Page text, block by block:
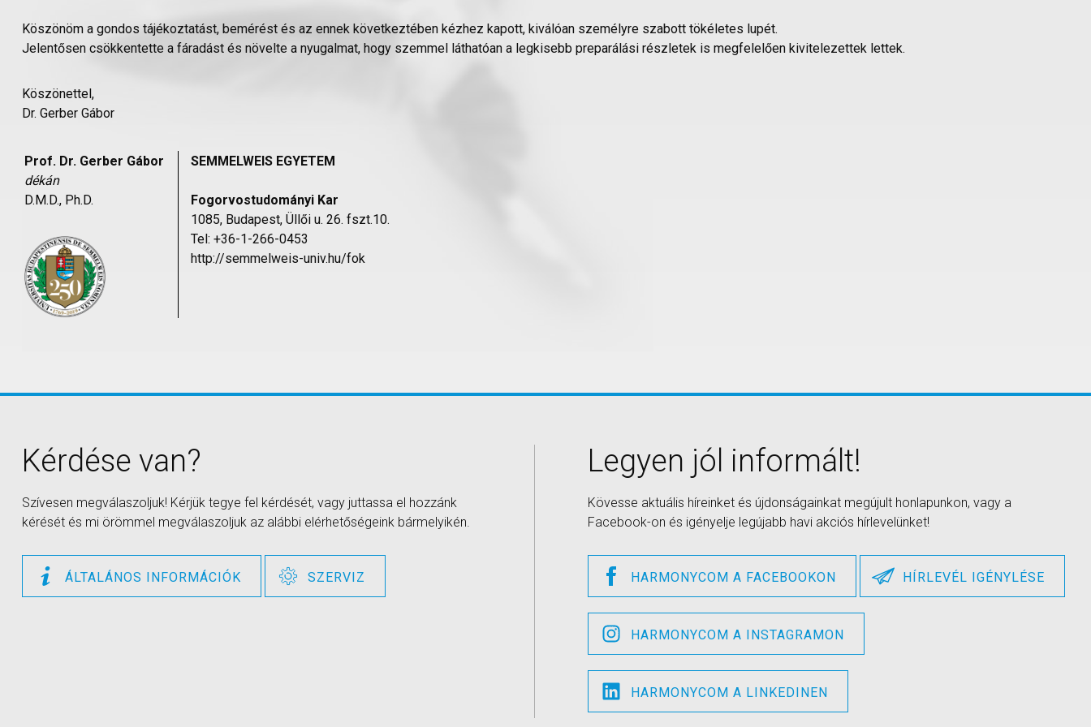
Köszönöm a gondos tájékoztatást, bemérést és az ennek következtében kézhez kapott, kiválóan személyre szabott tökéletes lupét.
Jelentősen csökkentette a fáradást és növelte a nyugalmat, hogy szemmel láthatóan a legkisebb preparálási részletek is megfelelően kivitelezettek lettek.
Köszönettel,
Dr. Gerber Gábor
Prof. Dr. Gerber Gábor
dékán
D.M.D., Ph.D.
SEMMELWEIS EGYETEM
Fogorvostudományi Kar
1085, Budapest, Üllői u. 26. fszt.10.
Tel: +36-1-266-0453
http://semmelweis-univ.hu/fok
Legyen jól informált!
Kövesse aktuális híreinket és újdonságainkat megújult honlapunkon, vagy a
Facebook-on és igényelje legújabb havi akciós hírlevelünket!
HARMONYCOM A FACEBOOKON HÍRLEVÉL IGÉNYLÉSE
HARMONYCOM A INSTAGRAMON
HARMONYCOM A LINKEDINEN
Kérdése van?
Szívesen megválaszoljuk! Kérjük tegye fel kérdését, vagy juttassa el hozzánk
kérését és mi örömmel megválaszoljuk az alábbi elérhetőségeink bármelyikén.
ÁLTALÁNOS INFORMÁCIÓK SZERVIZ